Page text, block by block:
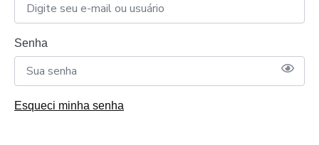
Senha
Esqueci minha senha